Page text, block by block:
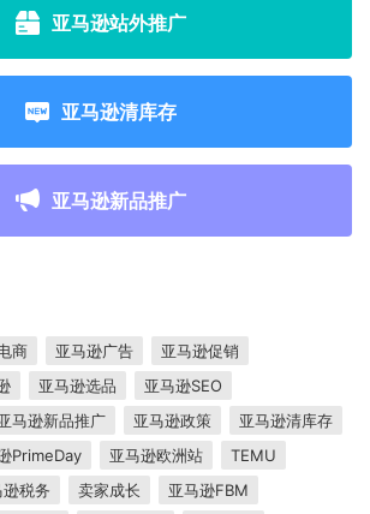
亚马逊站外推广
亚马逊清库存
亚马逊新品推广
商 亚马逊广告
亚马逊促销
亚马逊选品
亚马逊SEO
马逊新品推广 亚马逊政策
亚马逊清库存
PrimeDay 亚马逊欧洲站
TEMU
逊税务 卖家成长
亚马逊FBM